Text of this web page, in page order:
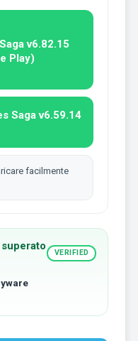
v6.82.15
Play)
Saga v6.59.14
facilmente
VERIFIED